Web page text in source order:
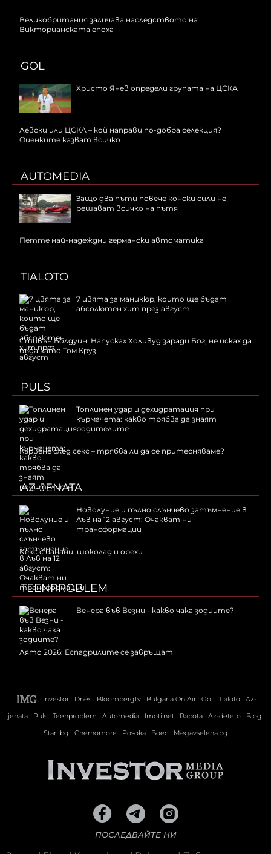
Великобритания заличава наследството на
Викторианската епоха
GOL
Христо Янев определи групата на ЦСКА
Левски или ЦСКА – кой направи по-добра селекция?
Оценките казват всичко
AUTOMEDIA
Защо два пъти повече конски сили не
решават всичко на пътя
Петте най-надеждни германски автоматика
TIALOTO
7 цвята за маникюр, които ще бъдат
абсолютен хит през август
Стивън Болдуин: Напусках Холивуд заради Бог, не исках да
бъда като Том Круз
PULS
Топлинен удар и дехидратация при
кърмачета: какво трябва да знаят
родителите
Кървене след секс – трябва ли да се притесняваме?
AZ-JENATA
Новолуние и пълно слънчево затъмнение в
Лъв на 12 август: Очакват ни
трансформации
Kекс с банани, шоколад и орехи
TEENPROBLEM
Венера във Везни - какво чака зодиите?
Лято 2026: Еспадрилите се завръщат
Investor Dnes Bloombergtv Bulgaria On Air Gol Tialoto
Az-
jenata
Puls Teenproblem Automedia Imoti.net Rabota Az-deteto
Blog
Start.bg
Chernomore Posoka Boec Megavselena.bg
ПОСЛЕДВАЙТЕ НИ